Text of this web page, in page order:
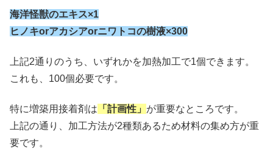
海洋怪獣のエキス×1
ヒノキorアカシアorニワトコの樹液×300
上記2通りのうち、いずれかを加熱加工で1個できます。
これも、100個必要です。
特に増築用接着剤は 「計画性」 が重要なところです。
上記の通り、加工方法が2種類あるため材料の集め方が重
要です。